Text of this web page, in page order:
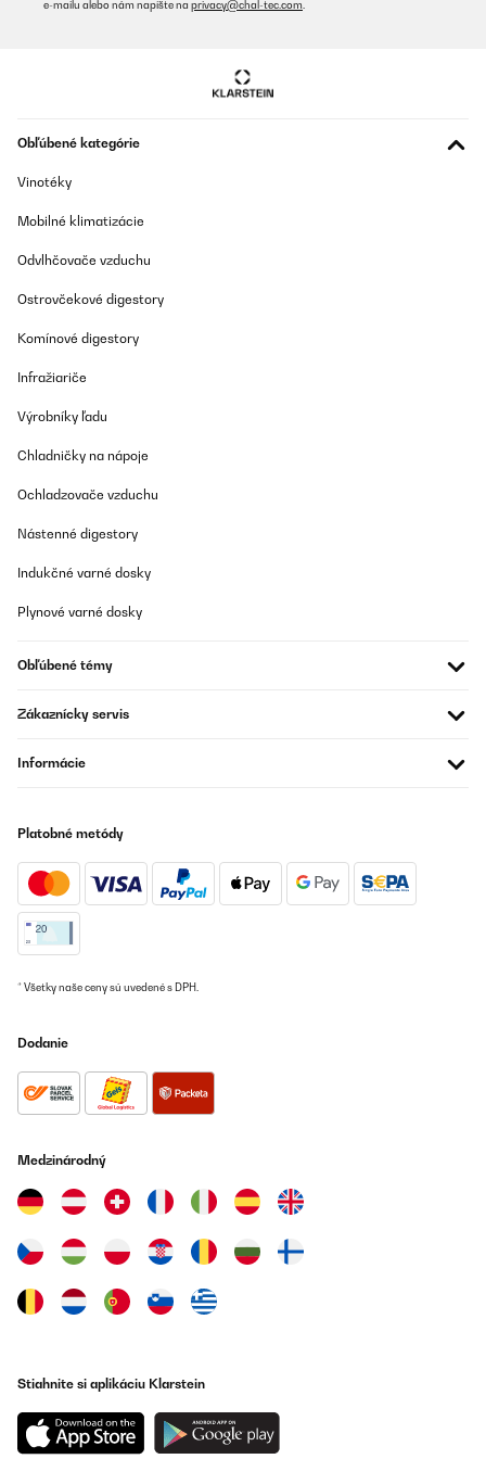
Lackierung ist Kratz und stoßfest.Angeschlossen ist der
muy rápido, me dieron un rango de fechas y el primer día, ya lo
tamaño más pequeño de 80x45, para colocarlo en un baño
y es de bajo consumo. Justo lo que buscaba, estoy encantada.
e-mailu alebo nám napíšte na privacy@chal-tec.com
Obľúbené kategórie
Vinotéky
Mobilné klimatizácie
Odvlhčovače vzduchu
Ostrovčekové digestory
Komínové digestory
Infražiariče
Výrobníky ľadu
Chladničky na nápoje
Ochladzovače vzduchu
Nástenné digestory
Indukčné varné dosky
Plynové varné dosky
Obľúbené témy
Zákaznícky servis
Informácie
Platobné metódy
* Všetky naše ceny sú uvedené s DPH.
Dodanie
Medzinárodný
Stiahnite si aplikáciu Klarstein